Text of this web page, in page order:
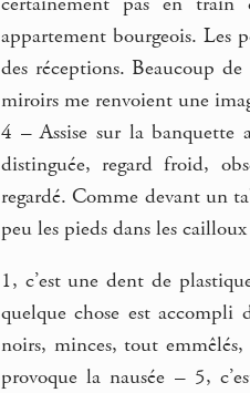
appartement bourgeois. Les
des réceptions. Beaucoup
miroirs me renvoient une
4 – Assise sur la banquette
distinguée, regard froid,
regardé. Comme devant un
peu les pieds dans les
1, c’est une dent de
quelque chose est accompli
noirs, minces, tout
provoque la nausée – 5,